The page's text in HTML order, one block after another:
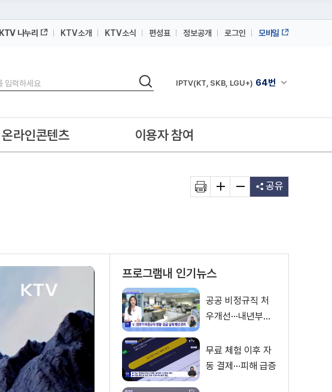
KTV 나누리 KTV소개 KTV소식 편성표 정보공개 로그인 모바일
검색 채널안내 펼쳐
IPTV(KT, SKB, LGU+) 64번
IPTV(KT, SKB, LGU+)
온라인콘텐츠 이용자 참여
공유
프로그램내 인기뉴스
공공 비정규직 처
우개선···내년부터
스의 맥]
무료 체험 이후 자
동 결제···피해 급증